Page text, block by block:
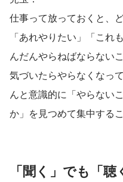
仕事って放っておくと、
「あれやりたい」「これ
んだんやらねばならない
気づいたらやらなくなっ
んと意識的に「やらない
か」を見つめて集中する
「聞く」でも「